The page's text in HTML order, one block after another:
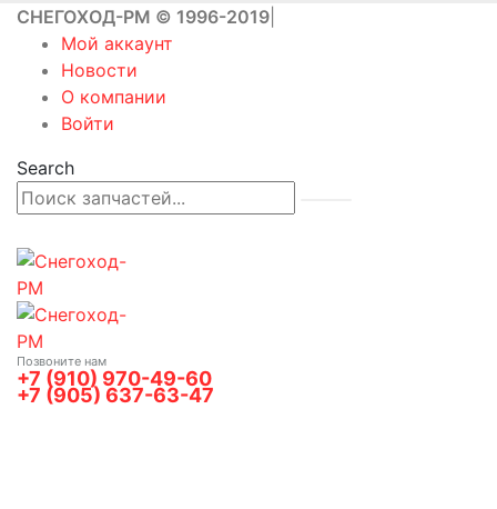
СНЕГОХОД-РМ © 1996-2019
Мой аккаунт
Новости
О компании
Войти
Search
Позвоните нам
+7 (910) 970-49-60
+7 (905) 637-63-47